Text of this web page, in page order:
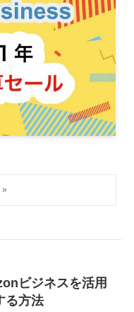
ビジネスを活用
る方法